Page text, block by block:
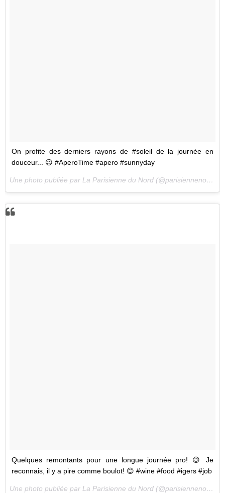
On profite des derniers rayons de #soleil de la journée en
douceur... 😉 #AperoTime #apero #sunnyday
Une photo publiée par La Parisienne du Nord (@parisiennenord) le
Quelques remontants pour une longue journée pro! 😉 Je
reconnais, il y a pire comme boulot! 😊 #wine #food #igers #job
Une photo publiée par La Parisienne du Nord (@parisiennenord) le